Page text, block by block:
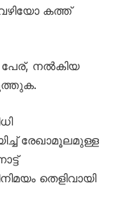
കത്ത്
നൽകിയ
രേഖാമൂലമുള്ള
തെളിവായി